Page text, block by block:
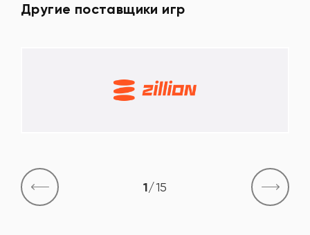
Другие поставщики игр
1/15